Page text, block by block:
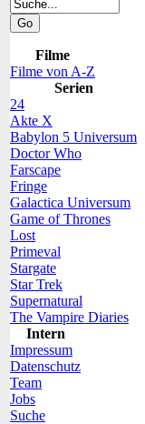
Filme
Filme von A-Z
Serien
24
Akte X
Babylon 5 Universum
Doctor Who
Farscape
Fringe
Galactica Universum
Game of Thrones
Lost
Primeval
Stargate
Star Trek
Supernatural
The Vampire Diaries
Intern
Impressum
Datenschutz
Team
Jobs
Suche